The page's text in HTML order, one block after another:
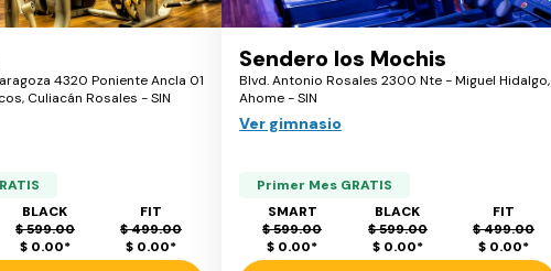
4320 Poniente Ancla 01
Culiacán Rosales - SIN
BLACK
$ 599.00
$ 0.00*
FIT
$ 499.00
$ 0.00*
Sendero los Mochis
Blvd. Antonio Rosales 2300 Nte - Miguel Hidalgo,
Ahome - SIN
Ver gimnasio
Primer Mes GRATIS
SMART
$ 599.00
$ 0.00*
BLACK
$ 599.00
$ 0.00*
FIT
$ 499.00
$ 0.00*